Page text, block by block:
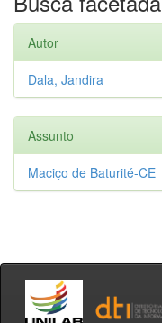
Autor
Dala, Jandira
Assunto
Maciço de Baturité-CE